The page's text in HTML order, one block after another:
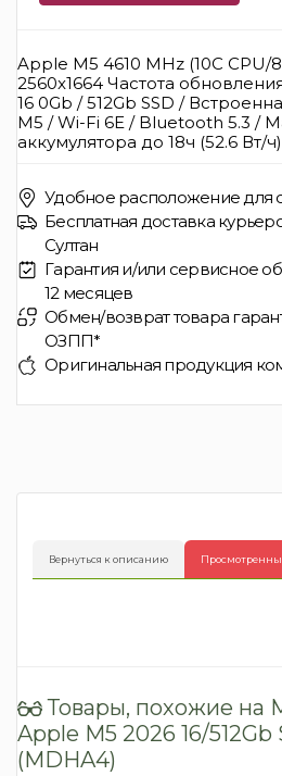
Apple M5 4610 MHz (10C CPU/
2560x1664 Частота
16 0Gb / 512Gb SSD /
M5 / Wi-Fi 6E / Bluetooth 5.3 /
аккумулятора до 18ч (52.6 Вт/ч)
Удобное расположение для
Бесплатная доставка
Султан
Гарантия и/или сервисное
12 месяцев
Обмен/возврат товара
ОЗПП*
Оригинальная продукция
Вернуться к описанию
Товары, похожие на
Apple M5 2026 16/
(MDHA4)